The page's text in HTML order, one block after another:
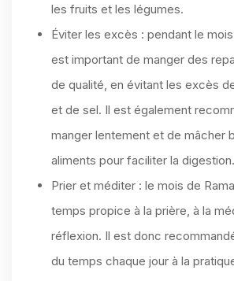
les fruits et les légumes.
Éviter les excès : pendant le
est important de manger des
de qualité, en évitant les excès
et de sel. Il est également
manger lentement et de mâcher
aliments pour faciliter la digestion.
Prier et méditer : le mois de
temps propice à la prière, à la
réflexion. Il est donc
du temps chaque jour à la